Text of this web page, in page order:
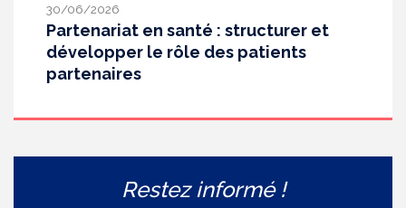
30/06/2026
Partenariat en santé : structurer et
développer le rôle des patients
partenaires
Restez informé !